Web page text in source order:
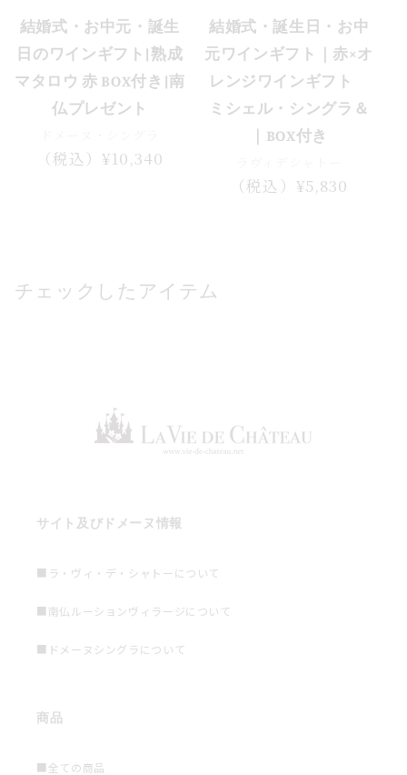
結婚式・お中元・誕生
日のワインギフト|熟成
マタロウ 赤 BOX付き|南
仏プレゼント
通（税込）¥10,340
結婚式・誕生日・お中
元ワインギフト｜赤×オ
レンジワインギフト
ミシェル・シングラ＆
｜BOX付き
通（税込）¥5,830
チェックしたアイテム
サイト及びドメーヌ情報
■ラ・ヴィ・デ・シャトーについて
■南仏ルーションヴィラージについて
■ドメーヌシングラについて
商品
■全ての商品